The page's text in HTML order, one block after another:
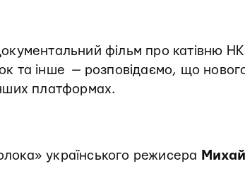
фільм про катівню
та інше — розповідаємо, що
платформах.
українського режисера